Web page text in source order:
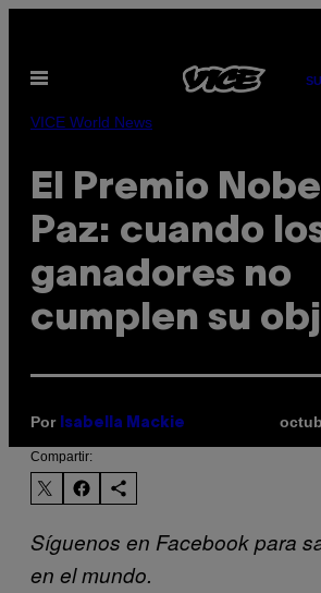
contenido
Abrir
VICE World News
El Premio
Paz: cuando
ganadores no
cumplen su
Por Isabella Mackie
Compartir:
Síguenos en Facebook para
en el mundo.